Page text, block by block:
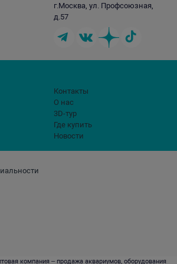
Контакты
О нас
3D-тур
Где купить
Новости
г.Москва, ул. Профсоюзная,
д.57
компания – продажа аквариумов, оборудования